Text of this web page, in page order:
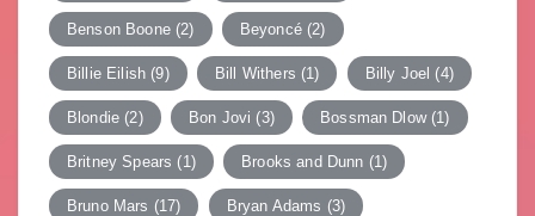
Benson Boone(2) Beyoncé(2)
Billie Eilish (9) Bill Withers (1) Billy Joel (4)
Blondie (2) Bon Jovi (3) Bossman Dlow(1)
Britney Spears (1) Brooks and Dunn (1)
Bruno Mars (17) Bryan Adams (3)